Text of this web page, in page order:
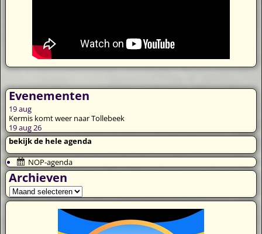
Evenementen
19aug
Kermis komt weer naar Tollebeek
19 aug 26
bekijk de hele agenda
NOP-agenda
Archieven